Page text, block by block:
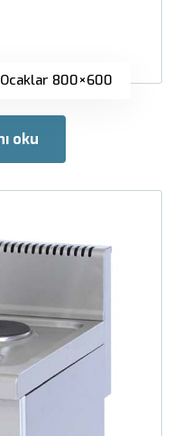
800×600
oku